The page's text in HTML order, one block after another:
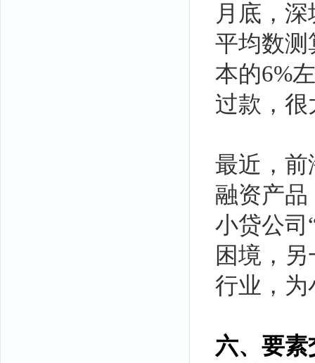
月底，
平均数测
本的6%
过款，很
最近，前
融资产
小贷公司
困境，
行业，为
六、要素